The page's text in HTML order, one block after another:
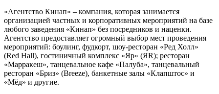
«Агентство Кинап» – компания, которая занимается
организацией частных и корпоративных мероприятий на базе
любого заведения «Кинап» без посредников и наценки.
Агентство предоставляет огромный выбор мест проведения
мероприятий: боулинг, фудкорт, шоу-ресторан «Ред Холл»
(Red Hall), гостиничный комплекс «Яр» (ЯR); ресторан
«Марракеш», танцевальное кафе «Палуба», танцевальный
ресторан «Бриз» (Breeze), банкетные залы «Клапштос» и
«Мёд» и другие.